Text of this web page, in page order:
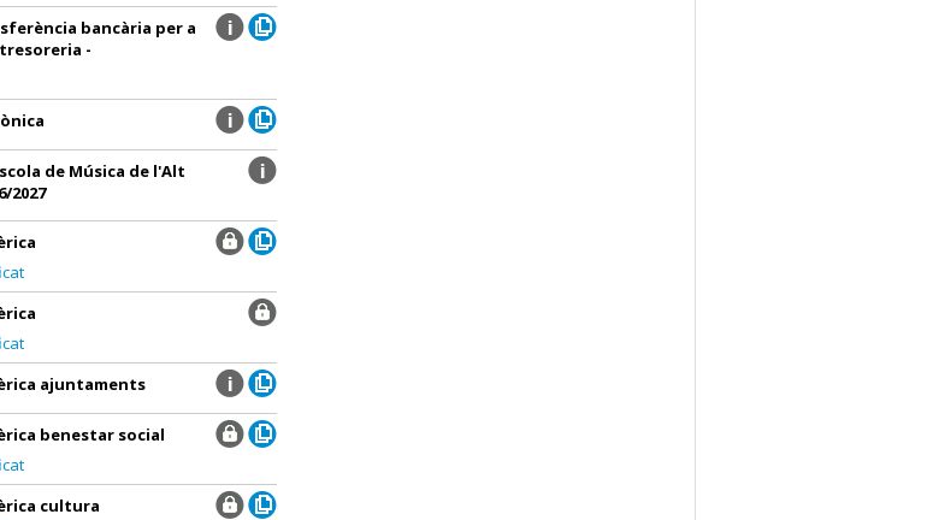
bancària per a
-
de Música de l'Alt
2027
ajuntaments
benestar social
cultura